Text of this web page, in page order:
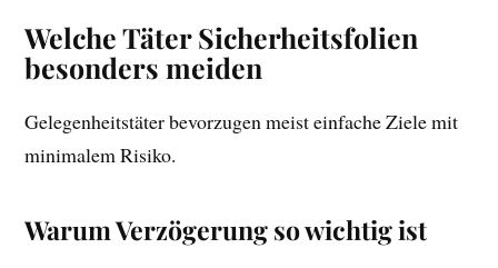
Welche Täter Sicherheitsfolien
besonders meiden
Gelegenheitstäter bevorzugen meist einfache Ziele mit
minimalem Risiko.
Warum Verzögerung so wichtig ist